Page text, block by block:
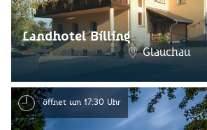
Landhotel Billing
Glauchau
öffnet um 17:30 Uhr